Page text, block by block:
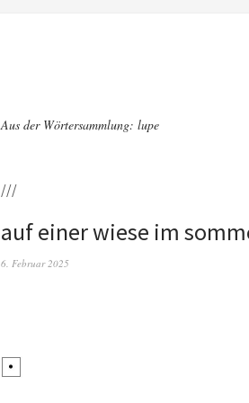
Aus der Wörtersammlung: lupe
///
auf einer wiese im
6. Februar 2025